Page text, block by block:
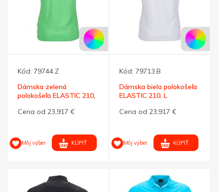
Kód: 79744.Z
Dámska zelená
polokošeľa ELASTIC 210,
Cena od 23,917 €
Môj výber KÚPIŤ
Kód: 79713.B
Dámska biela polokošeľa
ELASTIC 210, L
Cena od 23,917 €
Môj výber KÚPIŤ